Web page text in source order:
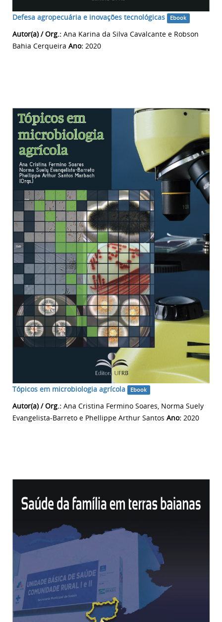
Defesa agropecuária e inovações tecnológicas Ebook
Autor(a) / Org.: Ana Karina da Silva Cavalcante e Robson
Bahia Cerqueira Ano: 2020
Tópicos em microbiologia agrícola Ebook
Autor(a) / Org.: Ana Cristina Fermino Soares, Norma Suely
Evangelista-Barreto e Phellippe Arthur Santos Ano: 2020